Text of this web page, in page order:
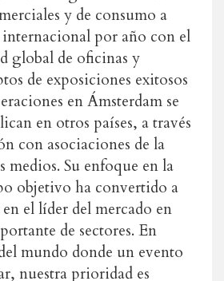
y de consumo a
por año con el
global de oficinas y
de exposiciones exitosos
en Ámsterdam se
en otros países, a través
con asociaciones de la
medios. Su enfoque en la
objetivo ha convertido a
el líder del mercado en
de sectores. En
mundo donde un evento
nuestra prioridad es